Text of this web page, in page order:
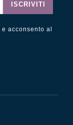
ISCRIVITI
e acconsento al